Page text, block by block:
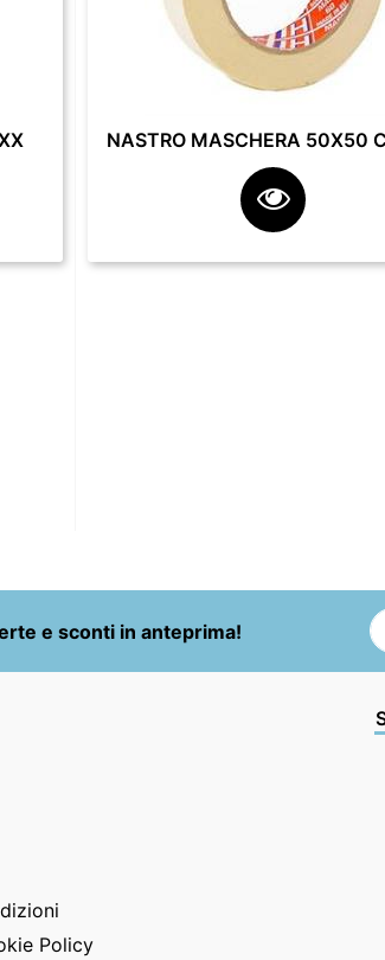
NASTRO MASCHERA 50X50
e sconti in anteprima!
Policy